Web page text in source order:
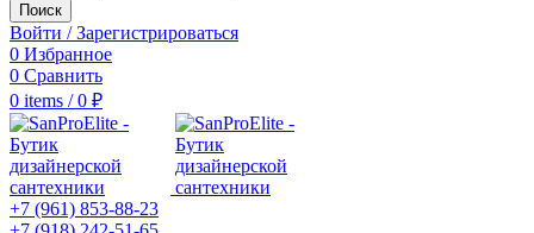
Поиск
Войти / Зарегистрироваться
0 Избранное
0 Сравнить
0 items / 0 ₽
+7 (961) 853-88-23